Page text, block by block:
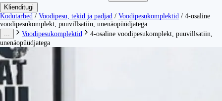
Klienditugi
Kodutarbed / Voodipesu, tekid ja padjad / Voodipesukomplektid / 4-osaline
voodipesukomplekt, puuvillsatiin, unenäopüüdjatega
Voodipesukomplektid
4-osaline voodipesukomplekt, puuvillsatiin,
unenäopüüdjatega